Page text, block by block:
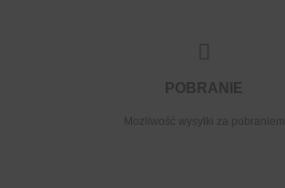
POBRANIE
Mozliwość wysyłki za pobraniem